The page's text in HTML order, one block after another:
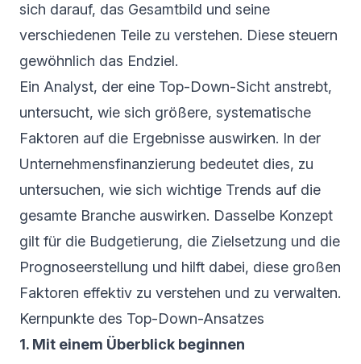
sich darauf, das Gesamtbild und seine
verschiedenen Teile zu verstehen. Diese steuern
gewöhnlich das Endziel.
Ein Analyst, der eine Top-Down-Sicht anstrebt,
untersucht, wie sich größere, systematische
Faktoren auf die Ergebnisse auswirken. In der
Unternehmensfinanzierung bedeutet dies, zu
untersuchen, wie sich wichtige Trends auf die
gesamte Branche auswirken. Dasselbe Konzept
gilt für die Budgetierung, die Zielsetzung und die
Prognoseerstellung und hilft dabei, diese großen
Faktoren effektiv zu verstehen und zu verwalten.
Kernpunkte des Top-Down-Ansatzes
1. Mit einem Überblick beginnen